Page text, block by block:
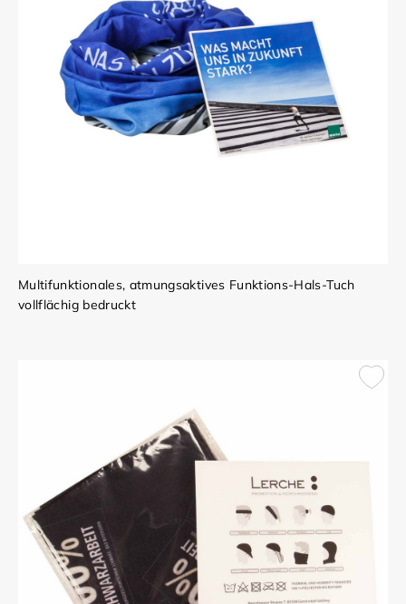
Multifunktionales, atmungsaktives Funktions-Hals-Tuch
vollflächig bedruckt